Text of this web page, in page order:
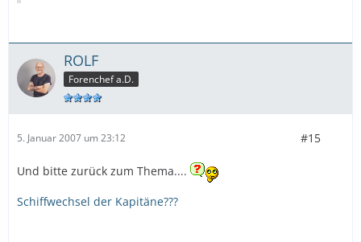
ROLF
Forenchef a.D.
5. Januar 2007 um 23:12 #15
Und bitte zurück zum Thema....
Schiffwechsel der Kapitäne???